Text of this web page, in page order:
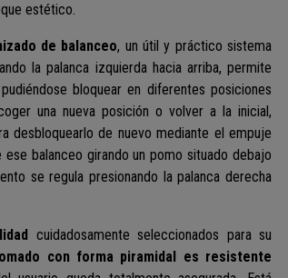
estético.
de balanceo, un útil y práctico sistema
la palanca izquierda hacia arriba, permite
bloquear en diferentes posiciones
una nueva posición o volver a la inicial,
desbloquearlo de nuevo mediante el empuje
balanceo girando un pomo situado debajo
se regula presionando la palanca derecha
cuidadosamente seleccionados para su
con forma piramidal es resistente